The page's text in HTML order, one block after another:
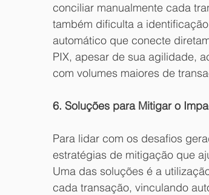
conciliar manualmente cada
também dificulta a
automático que conecte
PIX, apesar de sua agilidade,
com volumes maiores de
6. Soluções para Mitigar o
Para lidar com os desafios
estratégias de mitigação que
Uma das soluções é a
cada transação, vinculando